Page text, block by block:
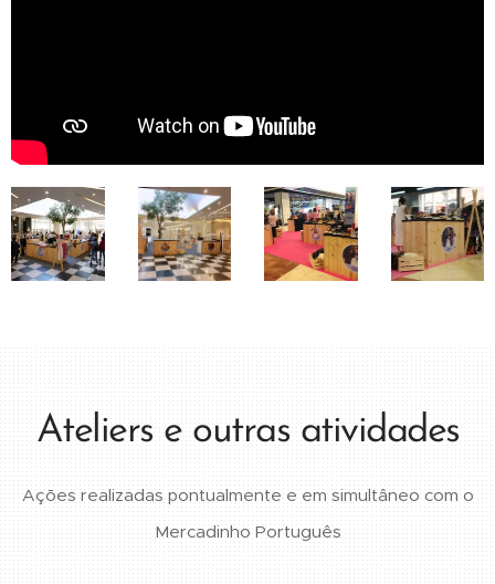
Ateliers e outras atividades
Ações realizadas pontualmente e em simultâneo com o
Mercadinho Português